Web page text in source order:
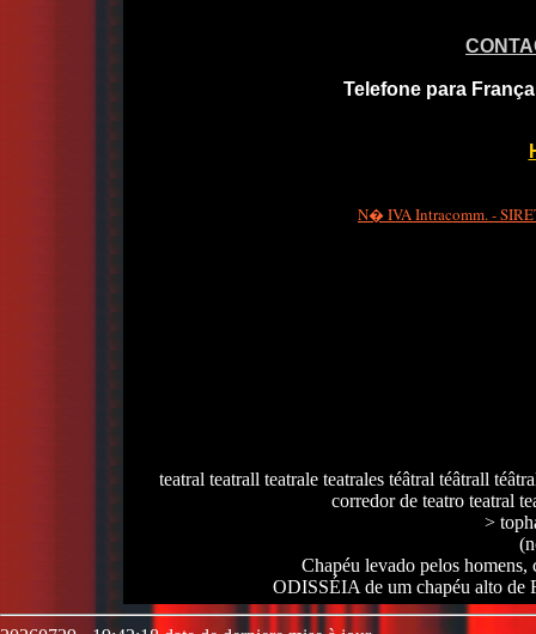
Telefone para
N� IVA Intracomm. -
teatral teatrall teatrale teatrales téâtral téâtrall
corredor de teatro teatral
>
Chapéu levado pelos
ODISSÉIA de um chapéu alto